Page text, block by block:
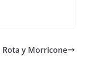
y Morricone